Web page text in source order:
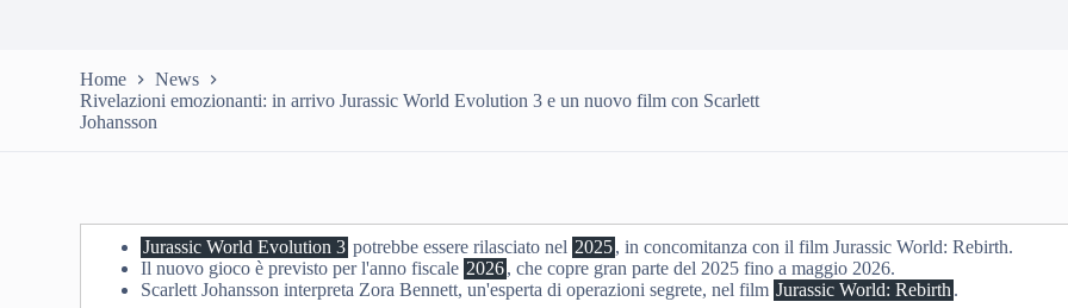
Home
News
Rivelazioni emozionanti: in arrivo Jurassic World Evolution 3 e un nuovo film con Scarlett
Johansson
Jurassic World Evolution 3 potrebbe essere rilasciato nel 2025, in concomitanza con il film Jurassic World: Rebirth.
Il nuovo gioco è previsto per l'anno fiscale 2026, che copre gran parte del 2025 fino a maggio 2026.
Scarlett Johansson interpreta Zora Bennett, un'esperta di operazioni segrete, nel film Jurassic World: Rebirth .